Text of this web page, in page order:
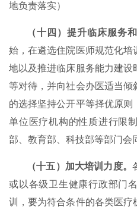
地负责落实）
（十四）提升临床服务
始，在遴选住院医师规范化
地以及推进临床服务能力建设
等对待，并向社会办医适当
的选择坚持公开平等择优原
单位医疗机构的性质进行限
部、教育部、科技部等部门会
（十五）加大培训力度。
或以各级卫生健康行政部门
训，要为符合条件的各类医